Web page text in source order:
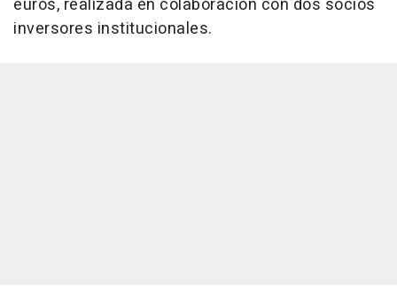
inversores institucionales.